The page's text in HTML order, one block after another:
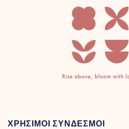
ΧΡΗΣΙΜΟΙ ΣΥΝΔΕΣΜΟΙ